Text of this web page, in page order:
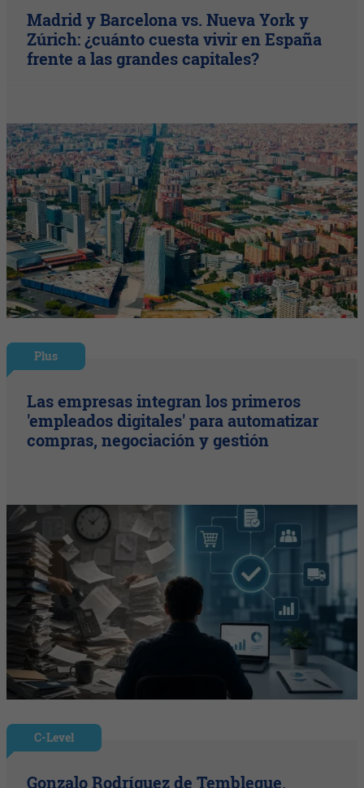
Madrid y Barcelona vs. Nueva York y
Zúrich: ¿cuánto cuesta vivir en España
frente a las grandes capitales?
Plus
Las empresas integran los primeros
'empleados digitales' para automatizar
compras, negociación y gestión
C-Level
Gonzalo Rodríguez de Tembleque,